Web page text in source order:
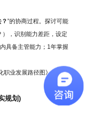
？”的协商过程。探讨可能
，识别能力差距，设定
内具备主管能力；1年掌握
职业发展路径图》。它明
规划)